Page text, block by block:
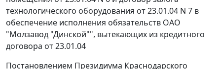
технологического оборудования от 23.01.04 N 7 в
обеспечение исполнения обязательств ОАО
"Молзавод "Динской"", вытекающих из кредитного
договора от 23.01.04
Постановлением Президиума Краснодарского